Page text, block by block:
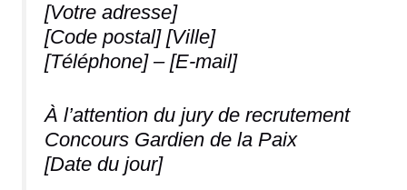
[Votre adresse]
[Code postal] [Ville]
[Téléphone] – [E-mail]
À l’attention du jury de recrutement
Concours Gardien de la Paix
[Date du jour]